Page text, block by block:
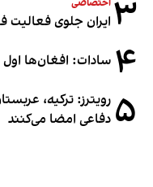
۳ اختصاصی
ایران جلوی فعالیت
۴ سادات: افغان‌ها
۵ رویترز: ترکیه،
دفاعی امضا می‌کنند